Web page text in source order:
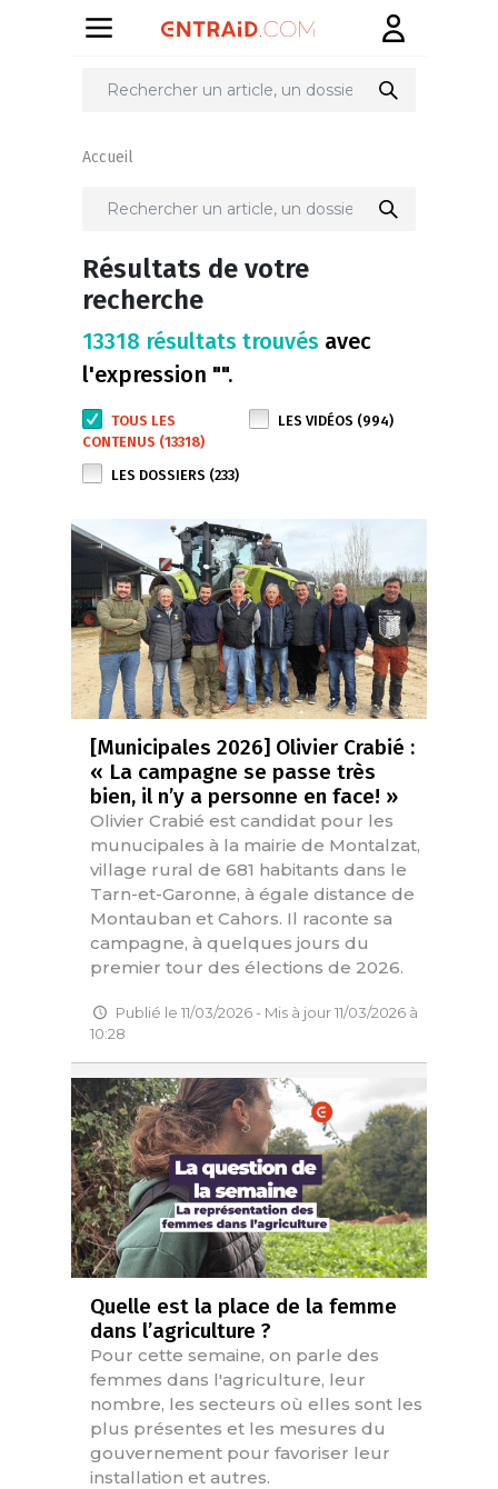
Accueil
Résultats de votre
recherche
13318 résultats trouvés avec
l'expression "".
TOUS LES
CONTENUS (13318)
LES VIDÉOS (994)
LES DOSSIERS (233)
[Municipales 2026] Olivier Crabié :
« La campagne se passe très
bien, il n’y a personne en face! »
Olivier Crabié est candidat pour les
munucipales à la mairie de Montalzat,
village rural de 681 habitants dans le
Tarn-et-Garonne, à égale distance de
Montauban et Cahors. Il raconte sa
campagne, à quelques jours du
premier tour des élections de 2026.
Publié le 11/03/2026 - Mis à jour 11/03/2026 à
10:28
Quelle est la place de la femme
dans l’agriculture ?
Pour cette semaine, on parle des
femmes dans l'agriculture, leur
nombre, les secteurs où elles sont les
plus présentes et les mesures du
gouvernement pour favoriser leur
installation et autres.